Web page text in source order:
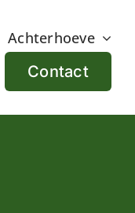
Achterhoeve
Contact